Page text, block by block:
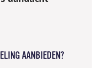
AANBIEDEN?